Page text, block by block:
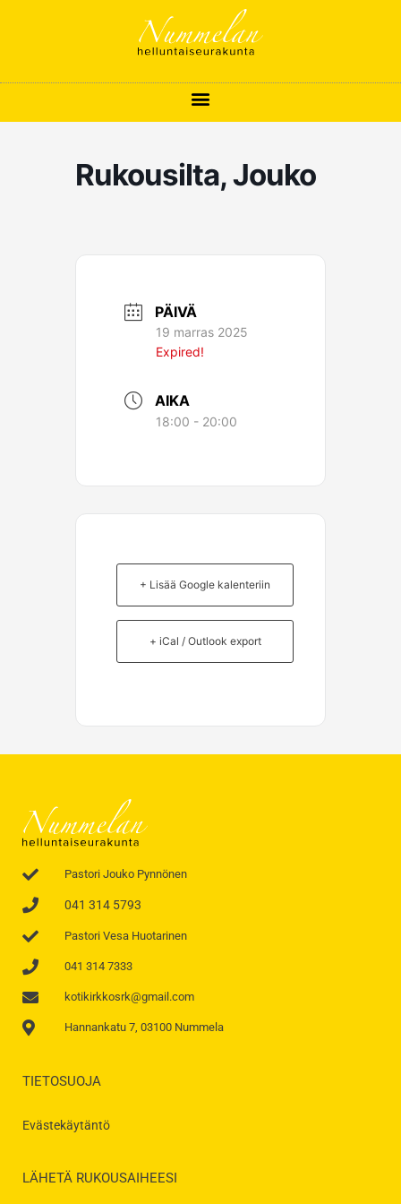
Rukousilta, Jouko
PÄIVÄ
19 marras 2025
Expired!
AIKA
18:00 - 20:00
+ Lisää Google kalenteriin
+ iCal / Outlook export
Pastori Jouko Pynnönen
041 314 5793
Pastori Vesa Huotarinen
041 314 7333
kotikirkkosrk@gmail.com
Hannankatu 7, 03100 Nummela
TIETOSUOJA
Evästekäytäntö
LÄHETÄ RUKOUSAIHEESI